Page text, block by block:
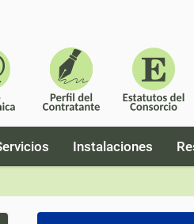
Instalaciones